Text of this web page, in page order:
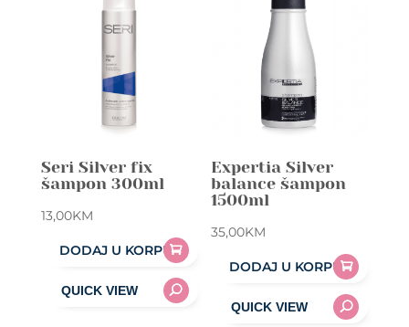
Seri Silver fix
šampon 300ml
13,00KM
DODAJ U KORPU
Expertia Silver
balance šampon
1500ml
35,00KM
DODAJ U KORPU